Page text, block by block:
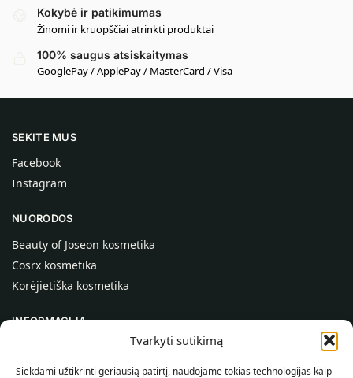
Tvarkyti sutikimą
Siekdami užtikrinti geriausią patirtį, naudojame tokias technologijas kaip
Kokybė ir patikimumas
Žinomi ir kruopščiai atrinkti produktai
100% saugus atsiskaitymas
GooglePay / ApplePay / MasterCard / Visa
SEKITE MUS
Facebook
Instagram
NUORODOS
Beauty of Joseon kosmetika
Cosrx kosmetika
Korėjietiška kosmetika
INFORMACIJA
Kontaktai